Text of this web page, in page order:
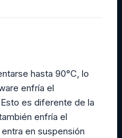
hasta 90°C, lo
enfría el
es diferente de la
enfría el
en suspensión